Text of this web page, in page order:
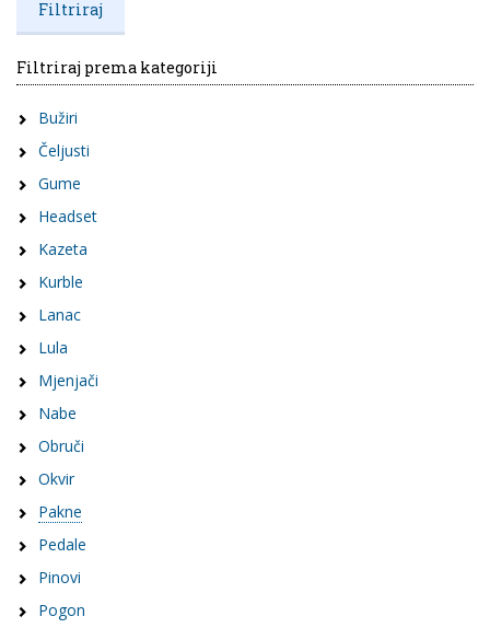
Filtriraj prema kategoriji
Bužiri
Čeljusti
Gume
Headset
Kazeta
Kurble
Lanac
Lula
Mjenjači
Nabe
Obruči
Okvir
Pakne
Pedale
Pinovi
Pogon